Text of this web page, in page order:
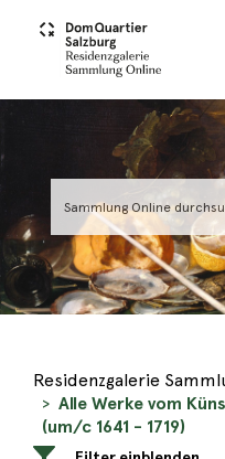
Residenzgalerie
Alle Werke vom
(um/c 1641 - 1719)